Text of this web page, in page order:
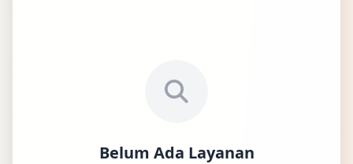
Belum Ada Layanan